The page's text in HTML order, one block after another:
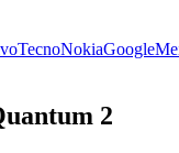
TecnoNokiaGoogle
2